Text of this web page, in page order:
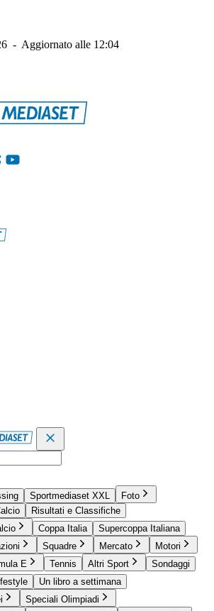
- Aggiornato alle 12:04
Sportmediaset XXL
Foto
Risultati e Classifiche
Coppa Italia
Supercoppa Italiana
Squadre Mercato
Motori
E Tennis Altri Sport
Sondaggi
Un libro a settimana
Speciali Olimpiadi